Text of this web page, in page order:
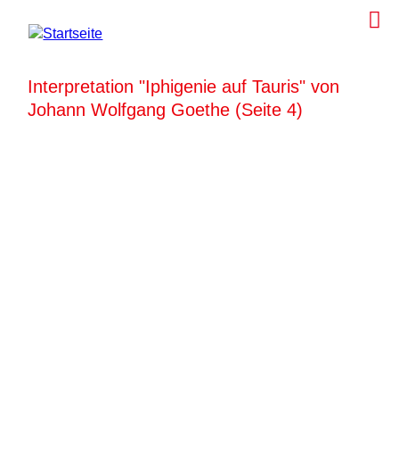
Interpretation "Iphigenie auf Tauris" von
Johann Wolfgang Goethe (Seite 4)